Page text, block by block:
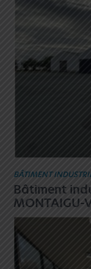
BÂTIMENT
Bâtiment
MONTAIGU-